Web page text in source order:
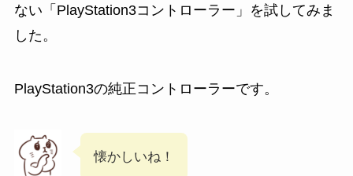
ない「PlayStation3コントローラー」を試してみま
した。
PlayStation3の純正コントローラーです。
懐かしいね！